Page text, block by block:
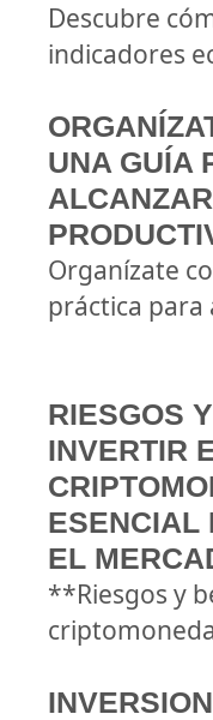
Descubre
indicadores
UNA GUÍA
Organízate
práctica para
RIESGOS
INVERTIR
ESENCIAL
EL
**Riesgos y